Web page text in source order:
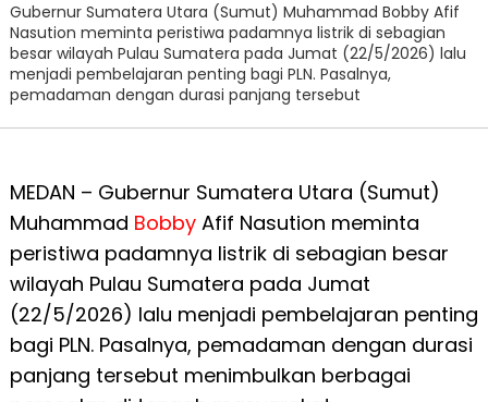
Gubernur Sumatera Utara (Sumut) Muhammad Bobby Afif
Nasution meminta peristiwa padamnya listrik di sebagian
besar wilayah Pulau Sumatera pada Jumat (22/5/2026) lalu
menjadi pembelajaran penting bagi PLN. Pasalnya,
pemadaman dengan durasi panjang tersebut
MEDAN – Gubernur Sumatera Utara (Sumut)
Muhammad BobbyAfif Nasution meminta
peristiwa padamnya listrik di sebagian besar
wilayah Pulau Sumatera pada Jumat
(22/5/2026) lalu menjadi pembelajaran penting
bagi PLN. Pasalnya, pemadaman dengan durasi
panjang tersebut menimbulkan berbagai